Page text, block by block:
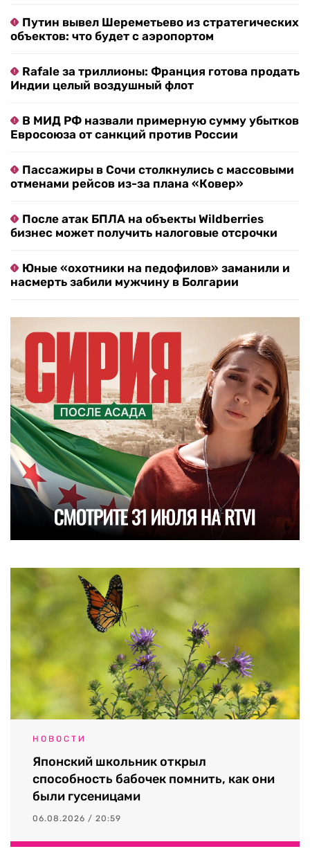
Путин вывел Шереметьево из стратегических
объектов: что будет с аэропортом
Rafale за триллионы: Франция готова продать
Индии целый воздушный флот
В МИД РФ назвали примерную сумму убытков
Евросоюза от санкций против России
Пассажиры в Сочи столкнулись с массовыми
отменами рейсов из-за плана «Ковер»
После атак БПЛА на объекты Wildberries
бизнес может получить налоговые отсрочки
Юные «охотники на педофилов» заманили и
насмерть забили мужчину в Болгарии
НОВОСТИ
Японский школьник открыл
способность бабочек помнить, как они
были гусеницами
06.08.2026 / 20:59